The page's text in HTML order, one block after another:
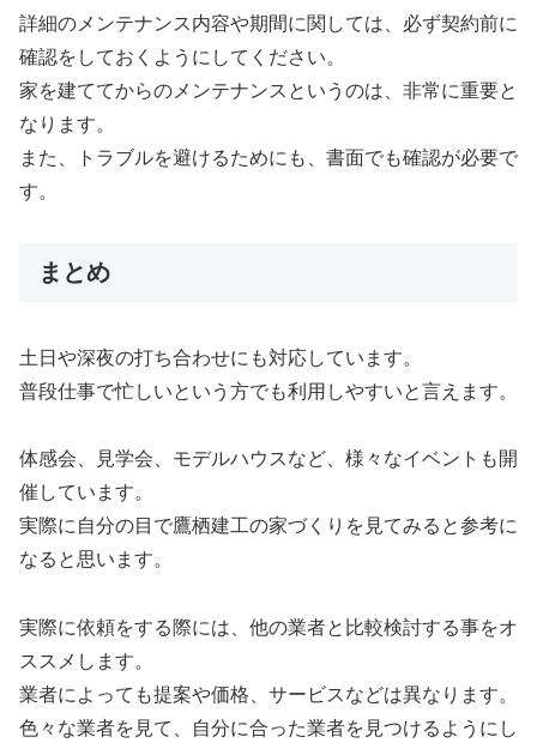
詳細のメンテナンス内容や期間に関しては、必ず契約前に
確認をしておくようにしてください。
家を建ててからのメンテナンスというのは、非常に重要と
なります。
また、トラブルを避けるためにも、書面でも確認が必要で
す。
まとめ
土日や深夜の打ち合わせにも対応しています。
普段仕事で忙しいという方でも利用しやすいと言えます。
体感会、見学会、モデルハウスなど、様々なイベントも開
催しています。
実際に自分の目で鷹栖建工の家づくりを見てみると参考に
なると思います。
実際に依頼をする際には、他の業者と比較検討する事をオ
ススメします。
業者によっても提案や価格、サービスなどは異なります。
色々な業者を見て、自分に合った業者を見つけるようにし